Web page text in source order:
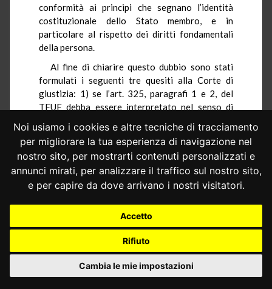
Noi usiamo i cookies e altre tecniche di tracciamento
per migliorare la tua esperienza di navigazione nel
nostro sito, per mostrarti contenuti personalizzati e
annunci mirati, per analizzare il traffico sul nostro sito,
e per capire da dove arrivano i nostri visitatori.
Accetto
Rifiuto
Cambia le mie impostazioni
conformità ai principi che segnano l’identità
costituzionale dello Stato membro, e in
particolare al rispetto dei diritti fondamentali
della persona.
Al fine di chiarire questo dubbio sono stati
formulati i seguenti tre quesiti alla Corte di
giustizia: 1) se l’art. 325, paragrafi 1 e 2, del
TFUE debba essere interpretato nel senso di
normativa nazionale sulla prescrizione che osta
in un numero considerevole di casi alla
repressione di gravi frodi in danno degli
interessi finanziari dell’Unione, ovvero che
prevede termini di prescrizione più brevi per
dell’Unione di quelli previsti per le frodi lesive
degli interessi finanziari dello Stato, anche
quando tale omessa applicazione sia priva di una
base legale sufficientemente determinata; 2) se
l’art. 325, paragrafi 1 e 2, del TFUE debba essere
interpretato nel senso di imporre al giudice